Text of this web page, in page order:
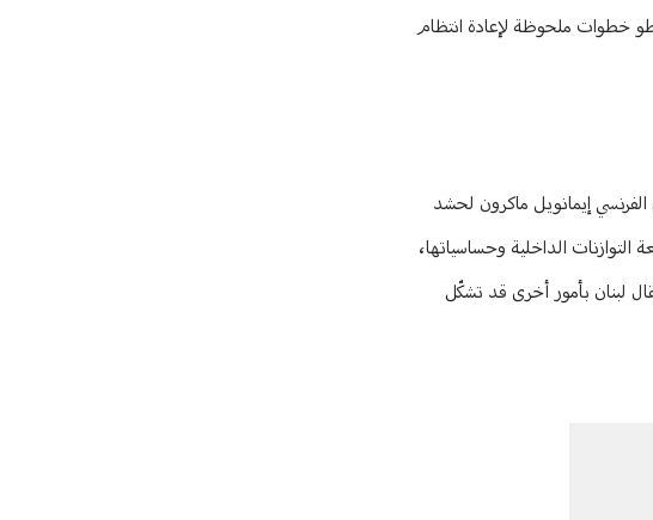
خطوات ملحوظة لإعادة انتظام
الفرنسي إيمانويل ماكرون لحشد
التوازنات الداخلية وحساسياتها،
لبنان بأمور أخرى قد تشكّل